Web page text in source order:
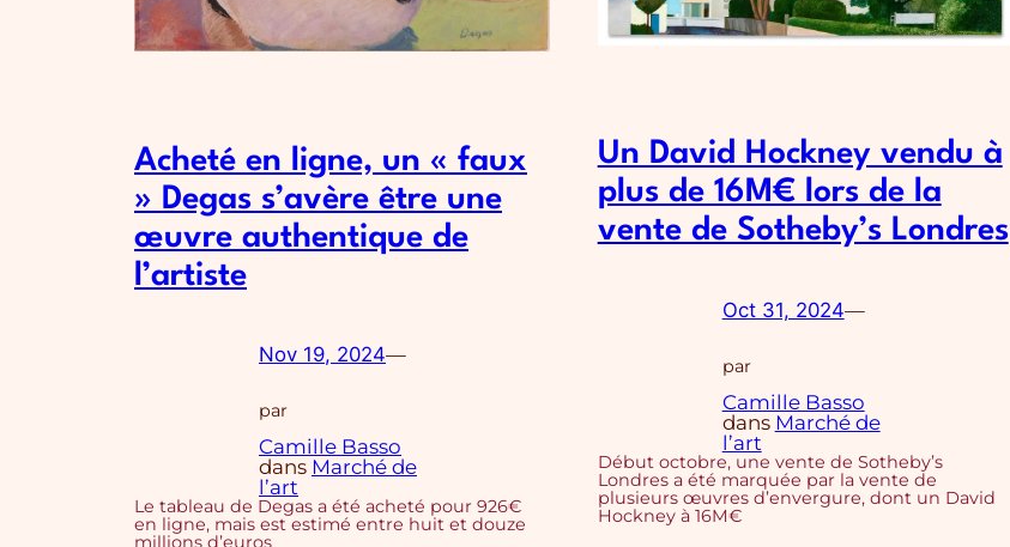
Acheté en ligne, un « faux
» Degas s’avère être une
œuvre authentique de
l’artiste
Nov 19, 2024—
par
Camille Basso
dans Marché de
l’art
Le tableau de Degas a été acheté pour 926€
en ligne, mais est estimé entre huit et douze
Un David Hockney vendu à
plus de 16M€ lors de la
vente de Sotheby’s Londres
Oct 31, 2024—
par
Camille Basso
dans Marché de
l’art
Début octobre, une vente de Sotheby’s
Londres a été marquée par la vente de
plusieurs œuvres d’envergure, dont un David
Hockney à 16M€